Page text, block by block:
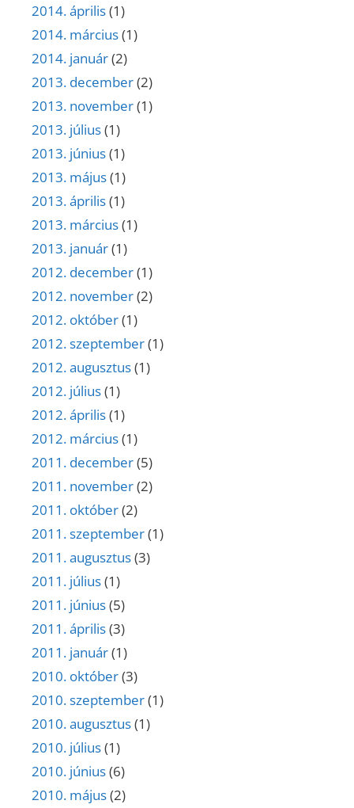
2014. április(1)
2014. március(1)
2014. január(2)
2013. december(2)
2013. november(1)
2013. július(1)
2013. június(1)
2013. május(1)
2013. április(1)
2013. március(1)
2013. január(1)
2012. december(1)
2012. november(2)
2012. október(1)
2012. szeptember(1)
2012. augusztus(1)
2012. július(1)
2012. április(1)
2012. március(1)
2011. december(5)
2011. november(2)
2011. október(2)
2011. szeptember(1)
2011. augusztus(3)
2011. július(1)
2011. június(5)
2011. április(3)
2011. január(1)
2010. október(3)
2010. szeptember(1)
2010. augusztus(1)
2010. július(1)
2010. június(6)
2010. május(2)